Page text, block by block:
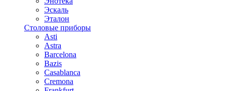
Эскаль
Эталон
Столовые приборы
Asti
Astra
Barcelona
Bazis
Casablanca
Cremona